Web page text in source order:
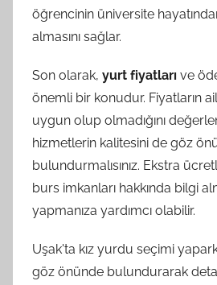
öğrencinin üniversite
almasını sağlar.
Son olarak, yurt fiyatları ve
önemli bir konudur. Fiyatların
uygun olup olmadığını
hizmetlerin kalitesini de göz
bulundurmalısınız. Ekstra
burs imkanları hakkında bilgi
yapmanıza yardımcı olabilir.
Uşak'ta kız yurdu seçimi
göz önünde bulundurarak